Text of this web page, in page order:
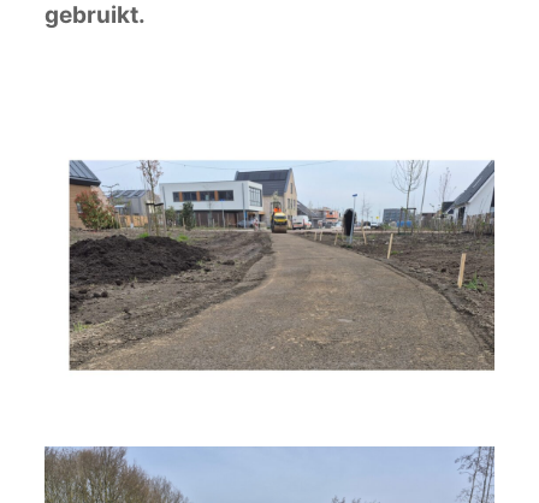
gebruikt.
Werk Leerdam | Broekgraaf
Bekijk project